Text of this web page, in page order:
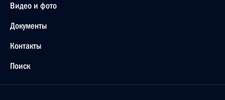
Видео и фото
Документы
Контакты
Поиск